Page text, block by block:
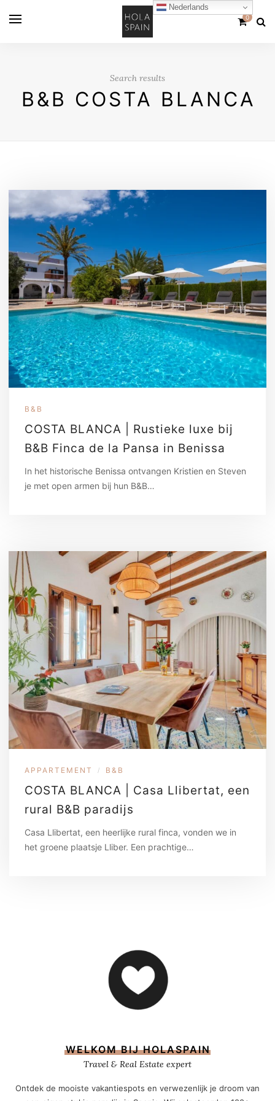
0
Search results
B&B COSTA BLANCA
B&B
COSTA BLANCA | Rustieke luxe bij
B&B Finca de la Pansa in Benissa
In het historische Benissa ontvangen Kristien en Steven
je met open armen bij hun B&B…
APPARTEMENT / B&B
COSTA BLANCA | Casa Llibertat, een
rural B&B paradijs
Casa Llibertat, een heerlijke rural finca, vonden we in
het groene plaatsje Lliber. Een prachtige…
WELKOM BIJ HOLASPAIN
Travel & Real Estate expert
Ontdek de mooiste vakantiespots en verwezenlijk je droom van
Nederlands